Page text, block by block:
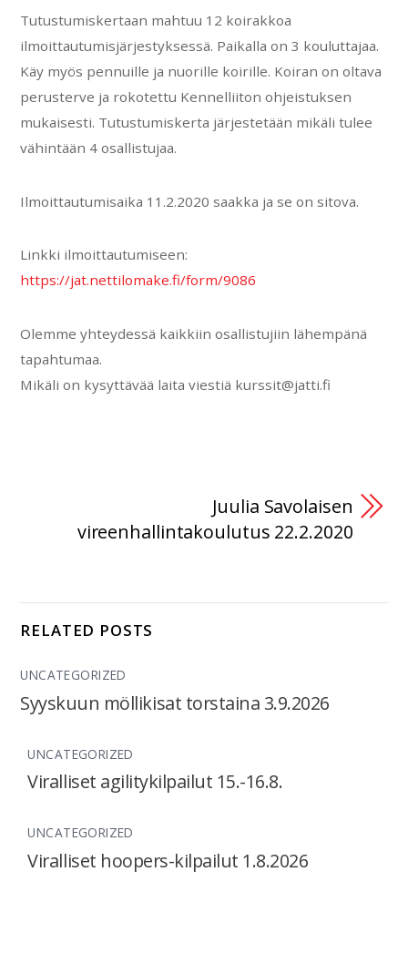
Tutustumiskertaan mahtuu 12 koirakkoa
ilmoittautumisjärjestyksessä. Paikalla on 3 kouluttajaa.
Käy myös pennuille ja nuorille koirille. Koiran on oltava
perusterve ja rokotettu Kennelliiton ohjeistuksen
mukaisesti. Tutustumiskerta järjestetään mikäli tulee
vähintään 4 osallistujaa.
Ilmoittautumisaika 11.2.2020 saakka ja se on sitova.
Linkki ilmoittautumiseen:
https://jat.nettilomake.fi/form/9086
Olemme yhteydessä kaikkiin osallistujiin lähempänä
tapahtumaa.
Mikäli on kysyttävää laita viestiä kurssit@jatti.fi
Juulia Savolaisen
vireenhallintakoulutus 22.2.2020
RELATED POSTS
UNCATEGORIZED
Syyskuun möllikisat torstaina 3.9.2026
UNCATEGORIZED
Viralliset agilitykilpailut 15.-16.8.
UNCATEGORIZED
Viralliset hoopers-kilpailut 1.8.2026